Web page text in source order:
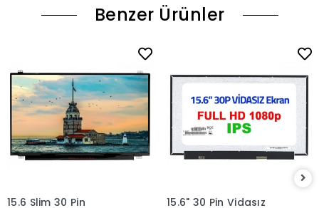
Benzer Ürünler
15.6 Slim 30 Pin
15.6" 30 Pin Vidasız